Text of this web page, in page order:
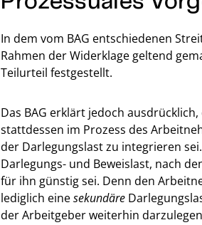
In dem vom BAG entschiedenen
Rahmen der Widerklage geltend
Teilurteil festgestellt.
Das BAG erklärt jedoch
stattdessen im Prozess des
der Darlegungslast zu integrieren
Darlegungs- und Beweislast, nach
für ihn günstig sei. Denn den
lediglich einesekundäre
der Arbeitgeber weiterhin